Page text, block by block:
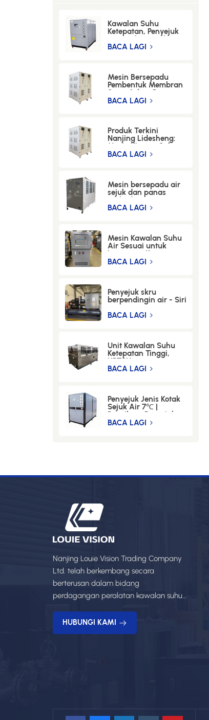
Kawalan Suhu
Ketepatan, Penyejuk
Penyejuk Air Gelung
Tertutup untuk
BACA LAGI
Mesin Bersepadu
Pembentuk Membran
Serat Arbon Panas
dan Sejuk
BACA LAGI
Produk Terkini
Nanjing Lidesheng:
Mesin Kitaran Suhu
(-60°C hingga 300°C)
BACA LAGI
Mesin bersepadu air
sejuk dan panas
perlindungan
berbilang lapisan
BACA LAGI
Mesin Kawalan Suhu
Air Sesuai untuk
Instrumen Ketepatan
-LWM-30-12KW
BACA LAGI
Penyejuk skru
berpendingin air - Siri
BSL(-5℃)-100WSEM
BACA LAGI
Unit Kawalan Suhu
Ketepatan Tinggi,
HPTCU
BACA LAGI
Penyejuk Jenis Kotak
Sejuk Air 7℃ |
Pengilang Penyejuk
Air Perindustrian
BACA LAGI
Nanjing Louie Vision Trading Company
Ltd. telah berkembang secara
berterusan dalam bidang
perdagangan peralatan kawalan suhu,
dan perkhidmatan profesional.
HUBUNGI KAMI